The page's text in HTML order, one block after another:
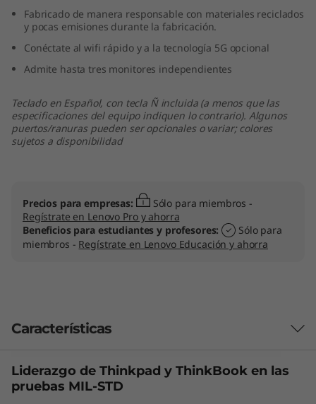
Fabricado de manera responsable con materiales reciclados
y pocas emisiones durante la fabricación.
Conéctate al wifi rápido y a la tecnología 5G opcional
Admite hasta tres monitores independientes
Teclado en Español, con tecla Ñ incluida (a menos que las
especificaciones del equipo indiquen lo contrario). Algunos
puertos/ranuras pueden ser opcionales o variar; colores
sujetos a disponibilidad
Precios para empresas:
Sólo para miembros -
Regístrate en Lenovo Pro y ahorra
Beneficios para estudiantes y profesores:
Sólo para
miembros - Regístrate en Lenovo Educación y ahorra
Características
Afronta el trabajo pesado en un chasis
ligero
Liderazgo de Thinkpad y ThinkBook en las
pruebas MIL-STD